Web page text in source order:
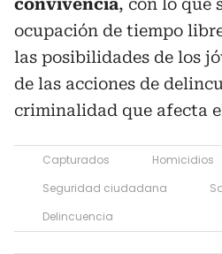
convivencia, con lo que
ocupación de tiempo
las posibilidades de los
de las acciones de
criminalidad que afecta
Capturados
Homicidios
Seguridad ciudadana
Delincuencia